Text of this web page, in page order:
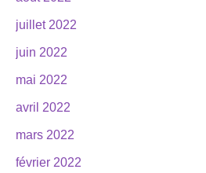
juillet 2022
juin 2022
mai 2022
avril 2022
mars 2022
février 2022